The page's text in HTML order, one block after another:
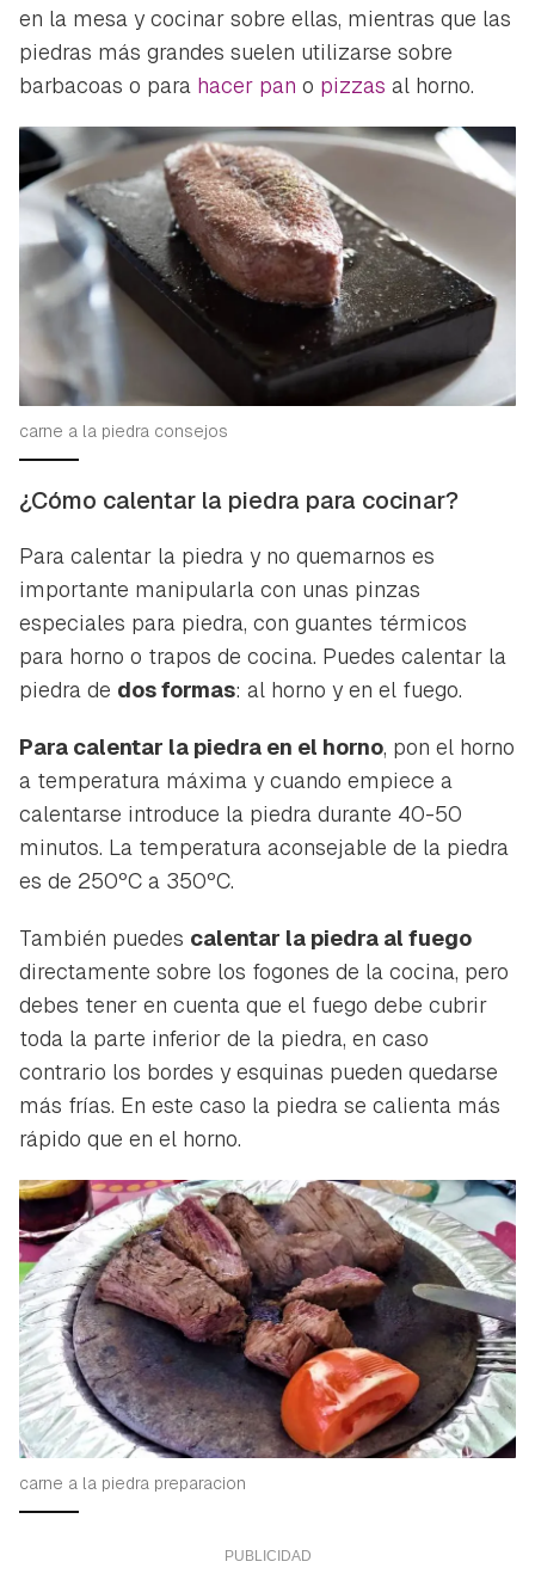
en la mesa y cocinar sobre ellas, mientras que las
piedras más grandes suelen utilizarse sobre
barbacoas o para hacer pan o pizzas al horno.
carne a la piedra consejos
¿Cómo calentar la piedra para cocinar?
Para calentar la piedra y no quemarnos es
importante manipularla con unas pinzas
especiales para piedra, con guantes térmicos
para horno o trapos de cocina. Puedes calentar la
piedra de dos formas: al horno y en el fuego.
Para calentar la piedra en el horno, pon el horno
a temperatura máxima y cuando empiece a
calentarse introduce la piedra durante 40-50
minutos. La temperatura aconsejable de la piedra
es de 250ºC a 350ºC.
También puedes calentar la piedra al fuego
directamente sobre los fogones de la cocina, pero
debes tener en cuenta que el fuego debe cubrir
toda la parte inferior de la piedra, en caso
contrario los bordes y esquinas pueden quedarse
más frías. En este caso la piedra se calienta más
rápido que en el horno.
carne a la piedra preparacion